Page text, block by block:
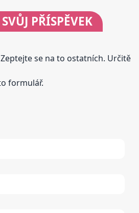
PŘÍSPĚVEK
se na to ostatních. Určitě
formulář.